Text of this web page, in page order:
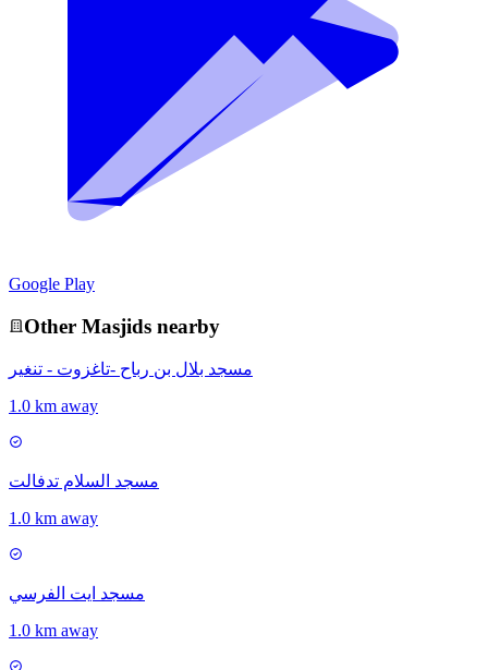
Google Play
Other Masjids nearby
مسجد بلال بن رباح -تاغزوت - تنغير
1.0 km away
مسجد السلام تدفالت
1.0 km away
مسجد ايت الفرسي
1.0 km away